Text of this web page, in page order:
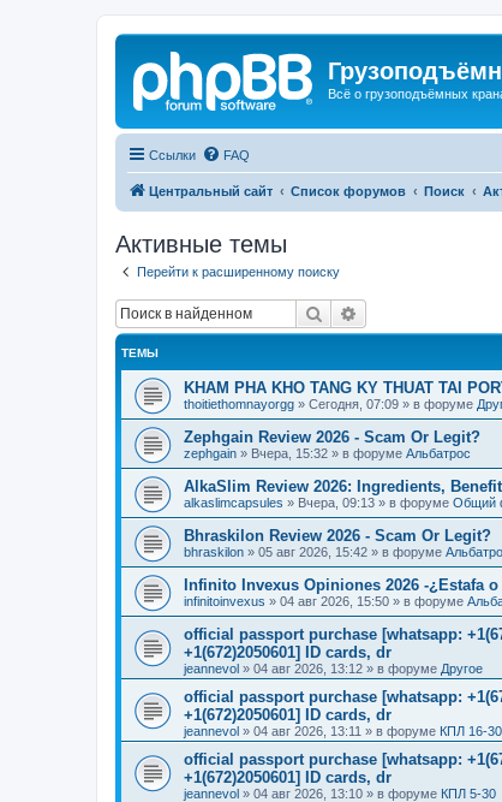
Всё о грузоподъёмных
Ссылки FAQ
Центральный сайт Список форумов Поиск
Активные темы
Перейти к расширенному поиску
Поиск
ТЕМЫ
KHAM PHA KHO TANG KY THUAT TAI
thoitiethomnayorgg » Сегодня, 07:09 » в форуме
Zephgain Review 2026 - Scam Or Legit?
zephgain » Вчера, 15:32 » в форуме Альбатрос
AlkaSlim Review 2026: Ingredients,
alkaslimcapsules » Вчера, 09:13 » в форуме Общий
Bhraskilon Review 2026 - Scam Or Legit?
bhraskilon » 05 авг 2026, 15:42 » в форуме
Infinito Invexus Opiniones 2026 -¿Estafa
infinitoinvexus » 04 авг 2026, 15:50 » в форуме
official passport purchase [whatsapp:
+1(672)2050601] ID cards, dr
jeannevol » 04 авг 2026, 13:12 » в форуме Другое
official passport purchase [whatsapp:
+1(672)2050601] ID cards, dr
jeannevol » 04 авг 2026, 13:11 » в форуме КПЛ 16-30
official passport purchase [whatsapp:
+1(672)2050601] ID cards, dr
jeannevol » 04 авг 2026, 13:10 » в форуме КПЛ 5-30